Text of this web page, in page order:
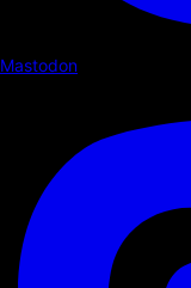
Mastodon